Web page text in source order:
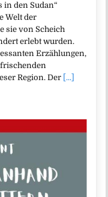
in den Sudan“
Welt der
sie von Scheich
erlebt wurden.
Erzählungen,
Region. Der [...]